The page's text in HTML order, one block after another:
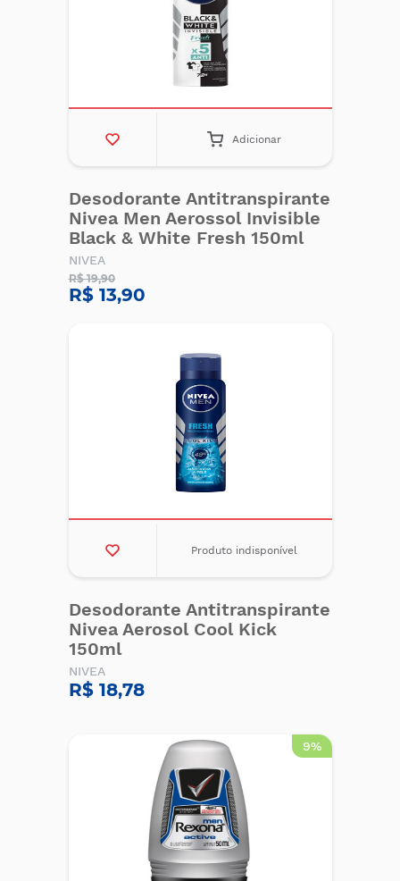
Adicionar
Desodorante Antitranspirante
Nivea Men Aerossol Invisible
Black & White Fresh 150ml
NIVEA
R$ 19,90
R$ 13,90
Produto indisponível
Desodorante Antitranspirante
Nivea Aerosol Cool Kick
150ml
NIVEA
R$ 18,78
9%